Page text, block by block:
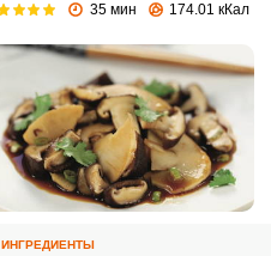
35 мин 174.01 кКал
ИНГРЕДИЕНТЫ